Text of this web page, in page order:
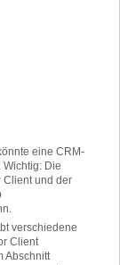
eine CRM-
Die
Client und der
verschiedene
Client
Abschnitt